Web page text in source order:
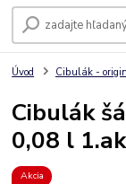
Úvod Cibulák -
Cibulák
0,08 l
Akcia